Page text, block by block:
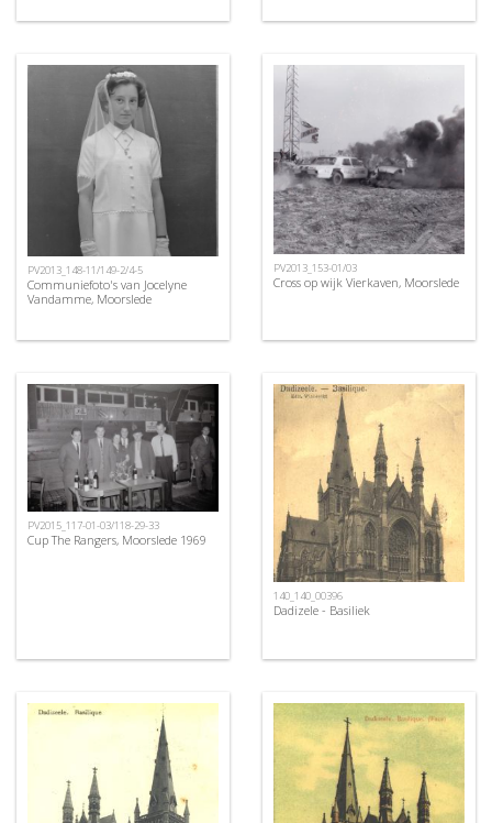
PV2013_148-11/149-2/4-5
Communiefoto's van Jocelyne
Vandamme, Moorslede
PV2013_153-01/03
Cross op wijk Vierkaven, Moorslede
PV2015_117-01-03/118-29-33
Cup The Rangers, Moorslede 1969
140_140_00396
Dadizele - Basiliek